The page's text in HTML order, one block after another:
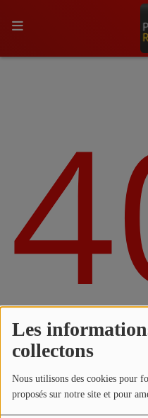
Les
collectons
Nous utilisons des cookies pour
proposés sur notre site et pour
GRILLE DES PROGRAMMES
C'ÉTAIT QUOI CE TITRE ?
NOS PROGRAMMES COURTS
ARCHIVES - SAISONS PASSÉES
VOS ÉMISSIONS EN IMAGES
Oups,